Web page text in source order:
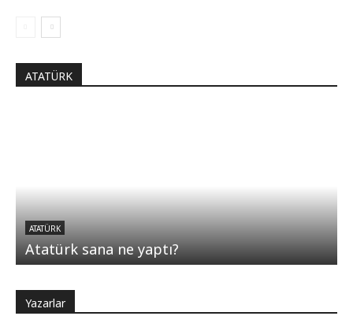
ATATÜRK
ATATÜRK
Atatürk sana ne yaptı?
Yazarlar